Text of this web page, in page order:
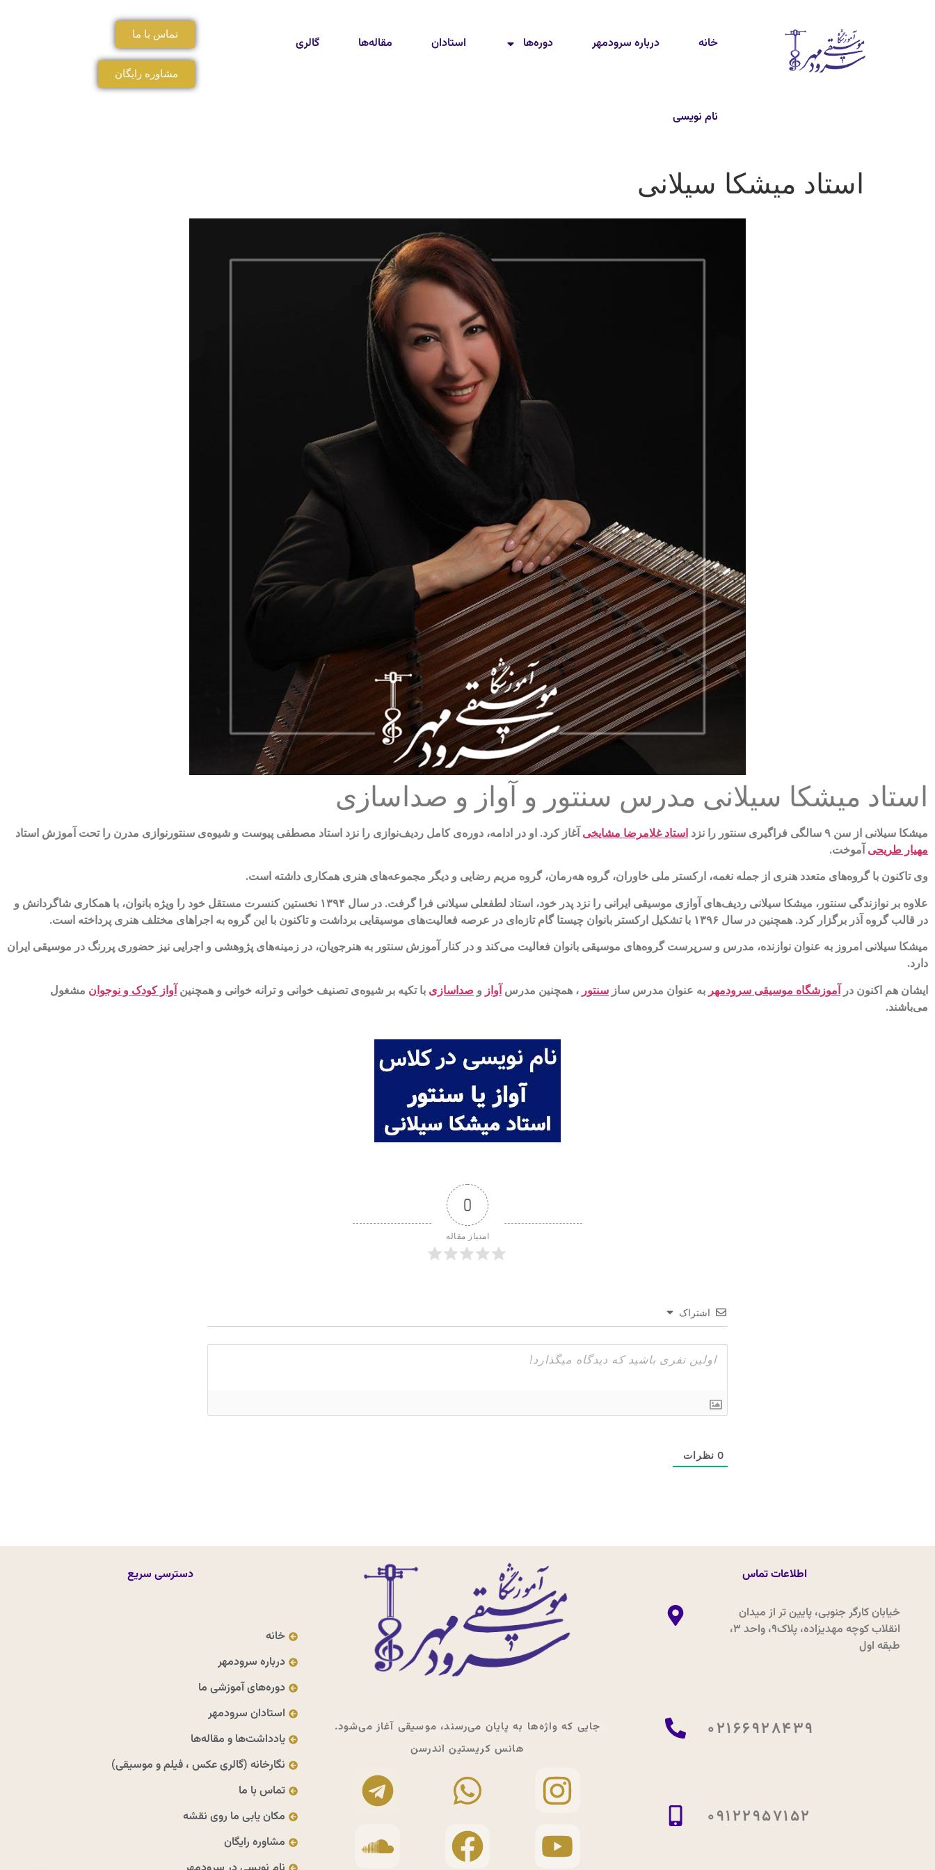
خانه درباره سرودمهر دوره‌ها استادان مقاله‌ها گالری
نام نویسی
تماس با ما
مشاوره رایگان
استاد میشکا سیلانی
استاد میشکا سیلانی مدرس سنتور و آواز و صداسازی
میشکا سیلانی از سن ۹ سالگی فراگیری سنتور را نزد استاد غلامرضا مشایخی آغاز کرد. او در ادامه، دوره‌ی کامل ردیف‌نوازی را نزد استاد مصطفی پیوست و شیوه‌ی سنتورنوازی مدرن را تحت آموزش استاد
مهیار طریحی آموخت.
وی تاکنون با گروه‌های متعدد هنری از جمله نغمه، ارکستر ملی خاوران، گروه هه‌رمان، گروه مریم رضایی و دیگر مجموعه‌های هنری همکاری داشته است.
علاوه بر نوازندگی سنتور، میشکا سیلانی ردیف‌های آوازی موسیقی ایرانی را نزد پدر خود، استاد لطفعلی سیلانی فرا گرفت. در سال ۱۳۹۴ نخستین کنسرت مستقل خود را ویژه بانوان، با همکاری شاگردانش و
در قالب گروه آذر برگزار کرد. همچنین در سال ۱۳۹۶ با تشکیل ارکستر بانوان چیستا گام تازه‌ای در عرصه فعالیت‌های موسیقایی برداشت و تاکنون با این گروه به اجراهای مختلف هنری پرداخته است.
میشکا سیلانی امروز به عنوان نوازنده، مدرس و سرپرست گروه‌های موسیقی بانوان فعالیت می‌کند و در کنار آموزش سنتور به هنرجویان، در زمینه‌های پژوهشی و اجرایی نیز حضوری پررنگ در موسیقی ایران
دارد.
ایشان هم اکنون در آموزشگاه موسیقی سرودمهر به عنوان مدرس ساز سنتور ، همچنین مدرس آواز و صداسازی با تکیه بر شیوه‌‎ی تصنیف خوانی و ترانه خوانی و همچنین آواز کودک و نوجوان مشغول
می‌باشند.
0
امتیاز مقاله
اشتراک
0 نظرات
اطلاعات تماس
خیابان کارگر جنوبی، پایین تر از میدان
انقلاب کوچه مهدیزاده، پلاک9، واحد 3،
طبقه اول
02166928439
09122957152
جایی که واژه‌ها به پایان می‌رسند، موسیقی آغاز می‌شود.
هانس کریستین اندرسن
دسترسی سریع
خانه
درباره سرودمهر
دوره‌های آموزشی ما
استادان سرودمهر
یادداشت‌ها و مقاله‌ها
نگارخانه (گالری عکس ، فیلم و موسیقی)
تماس با ما
مکان یابی ما روی نقشه
مشاوره رایگان